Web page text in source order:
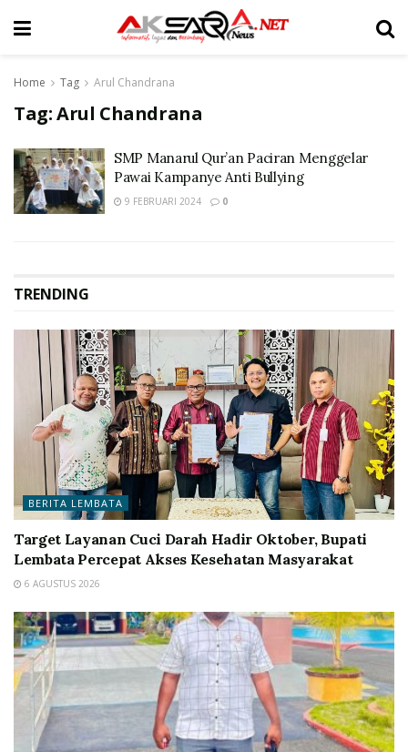
Home Tag Arul Chandrana
Tag:Arul Chandrana
SMP Manarul Qur’an Paciran Menggelar
Pawai Kampanye Anti Bullying
9 FEBRUARI 2024 0
TRENDING
BERITA LEMBATA
Target Layanan Cuci Darah Hadir Oktober, Bupati
Lembata Percepat Akses Kesehatan Masyarakat
6 AGUSTUS 2026